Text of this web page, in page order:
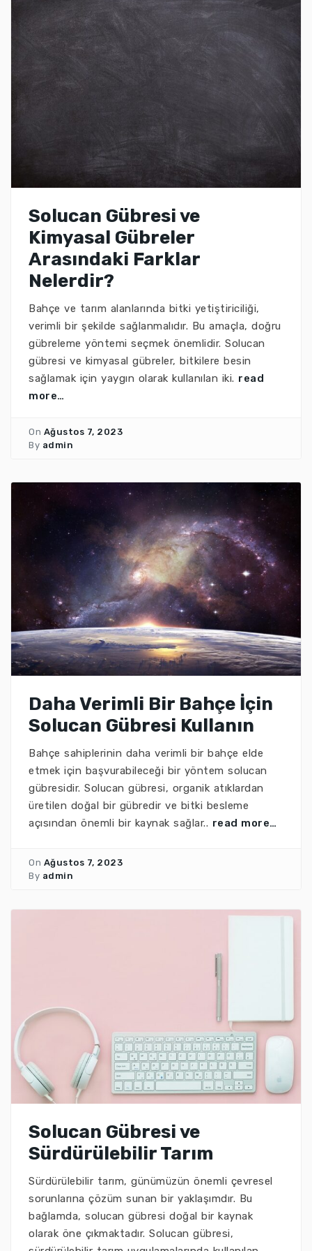
Solucan Gübresi ve
Kimyasal Gübreler
Arasındaki Farklar
Nelerdir?
Bahçe ve tarım alanlarında bitki yetiştiriciliği,
verimli bir şekilde sağlanmalıdır. Bu amaçla, doğru
gübreleme yöntemi seçmek önemlidir. Solucan
gübresi ve kimyasal gübreler, bitkilere besin
sağlamak için yaygın olarak kullanılan iki. read
more…
On Ağustos 7, 2023
By admin
Daha Verimli Bir Bahçe İçin
Solucan Gübresi Kullanın
Bahçe sahiplerinin daha verimli bir bahçe elde
etmek için başvurabileceği bir yöntem solucan
gübresidir. Solucan gübresi, organik atıklardan
üretilen doğal bir gübredir ve bitki besleme
açısından önemli bir kaynak sağlar.. read more…
On Ağustos 7, 2023
By admin
Solucan Gübresi ve
Sürdürülebilir Tarım
Sürdürülebilir tarım, günümüzün önemli çevresel
sorunlarına çözüm sunan bir yaklaşımdır. Bu
bağlamda, solucan gübresi doğal bir kaynak
olarak öne çıkmaktadır. Solucan gübresi,